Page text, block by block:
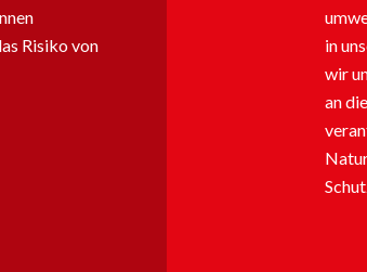
Risiko von
in
wir
an